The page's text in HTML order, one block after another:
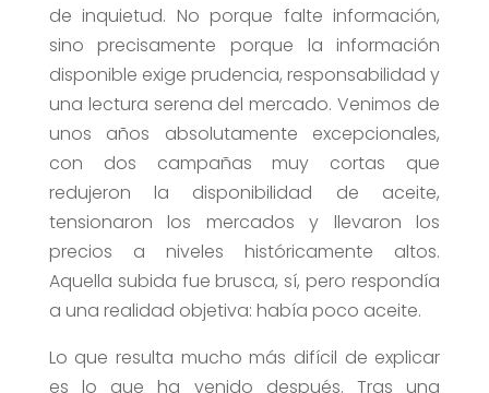
de inquietud. No porque falte información,
sino precisamente porque la información
disponible exige prudencia, responsabilidad y
una lectura serena del mercado. Venimos de
unos años absolutamente excepcionales,
con dos campañas muy cortas que
redujeron la disponibilidad de aceite,
tensionaron los mercados y llevaron los
precios a niveles históricamente altos.
Aquella subida fue brusca, sí, pero respondía
a una realidad objetiva: había poco aceite.
Lo que resulta mucho más difícil de explicar
es lo que ha venido después. Tras una